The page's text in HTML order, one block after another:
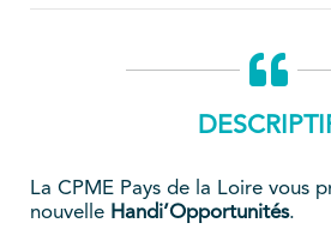
La CPME Pays de la Loire vous
nouvelle Handi’Opportunités.